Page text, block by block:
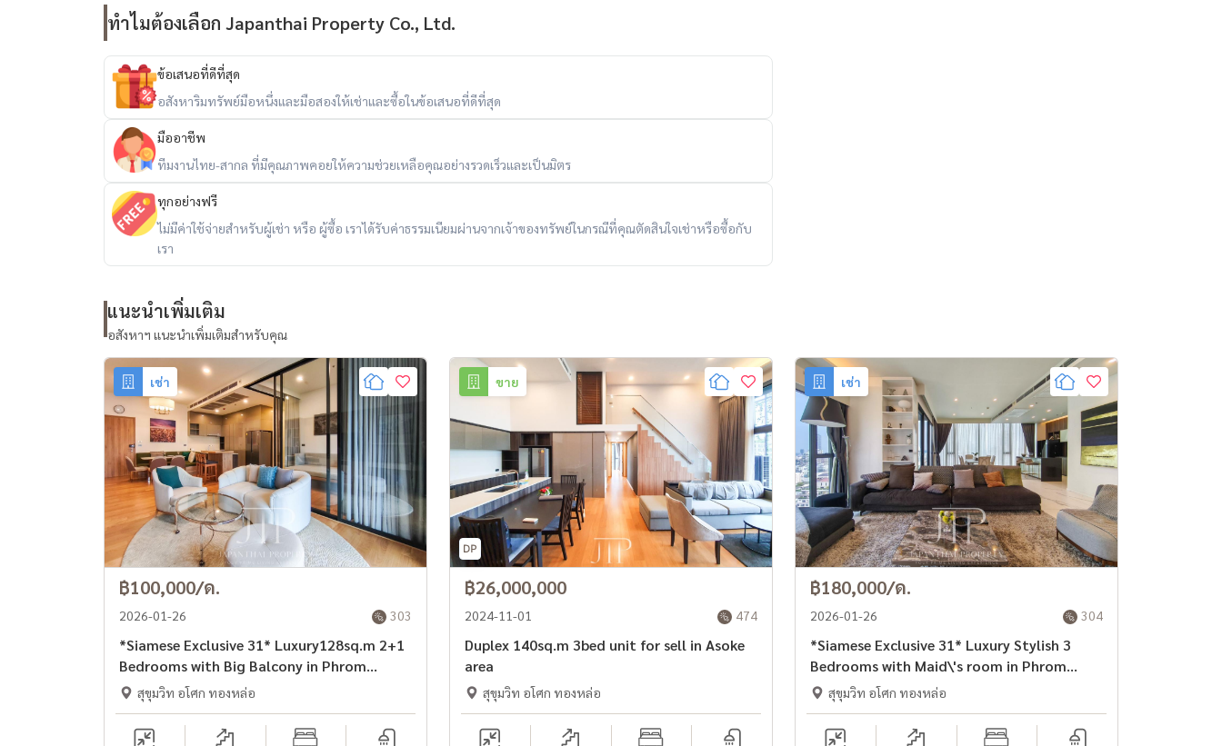
ทำไมต้องเลือก Japanthai Property Co., Ltd.
ข้อเสนอที่ดีที่สุด
อสังหาริมทรัพย์มือหนึ่งและมือสองให้เช่าและซื้อในข้อเสนอที่ดีที่สุด
มืออาชีพ
ทีมงานไทย-สากล ที่มีคุณภาพคอยให้ความช่วยเหลือคุณอย่างรวดเร็วและเป็นมิตร
ทุกอย่างฟรี
ไม่มีค่าใช้จ่ายสำหรับผู้เช่า หรือ ผู้ซื้อ เราได้รับค่าธรรมเนียมผ่านจากเจ้าของทรัพย์ในกรณีที่คุณตัดสินใจเช่าหรือซื้อกับ
เรา
แนะนำเพิ่มเติม
อสังหาฯ แนะนำเพิ่มเติมสำหรับคุณ
เช่า
฿100,000/ด.
2026-01-26 303
*Siamese Exclusive 31* Luxury128sq.m 2+1
Bedrooms with Big Balcony in Phrom
Phong -Asoke area.
สุขุมวิท อโศก ทองหล่อ
ขาย
฿26,000,000
2024-11-01 474
Duplex 140sq.m 3bed unit for sell in Asoke
area
สุขุมวิท อโศก ทองหล่อ
เช่า
฿180,000/ด.
2026-01-26 304
*Siamese Exclusive 31* Luxury Stylish 3
Bedrooms with Maid\'s room in Phrom
Phong -Asoke area.
สุขุมวิท อโศก ทองหล่อ